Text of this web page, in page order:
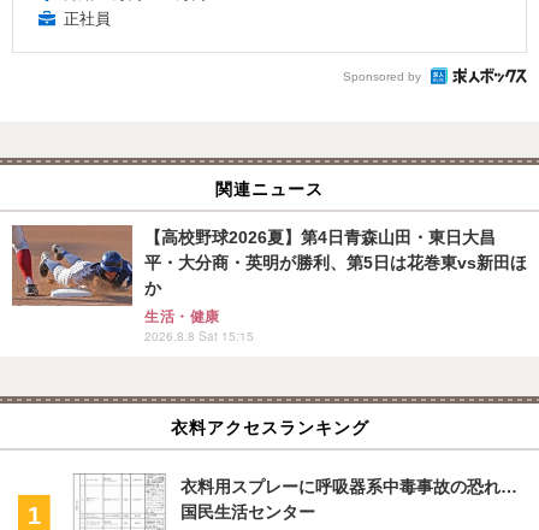
正社員
Sponsored by
関連ニュース
【高校野球2026夏】第4日青森山田・東日大昌
平・大分商・英明が勝利、第5日は花巻東vs新田ほ
か
生活・健康
2026.8.8 Sat 15:15
衣料アクセスランキング
衣料用スプレーに呼吸器系中毒事故の恐れ…
国民生活センター